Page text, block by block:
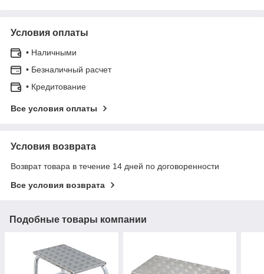
Условия оплаты
• Наличными
• Безналичный расчет
• Кредитование
Все условия оплаты
Условия возврата
Возврат товара в течение 14 дней по договоренности
Все условия возврата
Подобные товары компании